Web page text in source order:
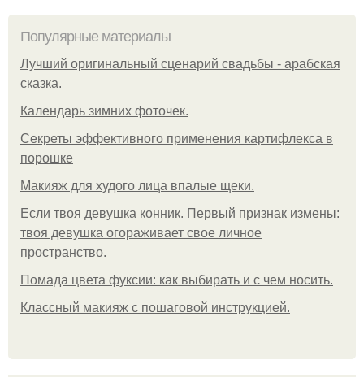
Популярные материалы
Лучший оригинальный сценарий свадьбы - арабская
сказка.
Календарь зимних фоточек.
Секреты эффективного применения картифлекса в
порошке
Макияж для худого лица впалые щеки.
Если твоя девушка конник. Первый признак измены:
твоя девушка огораживает свое личное
пространство.
Помада цвета фуксии: как выбирать и с чем носить.
Классный макияж с пошаговой инструкцией.